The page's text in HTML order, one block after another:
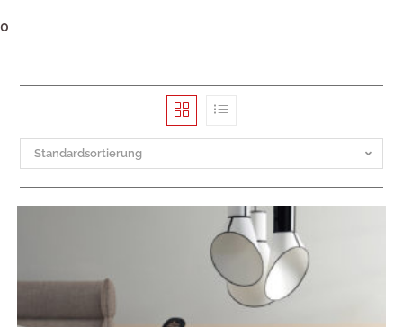
0
Standardsortierung